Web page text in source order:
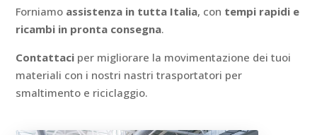
Forniamo assistenza in tutta Italia, con tempi rapidi e
ricambi in pronta consegna.
Contattaci per migliorare la movimentazione dei tuoi
materiali con i nostri nastri trasportatori per
smaltimento e riciclaggio.